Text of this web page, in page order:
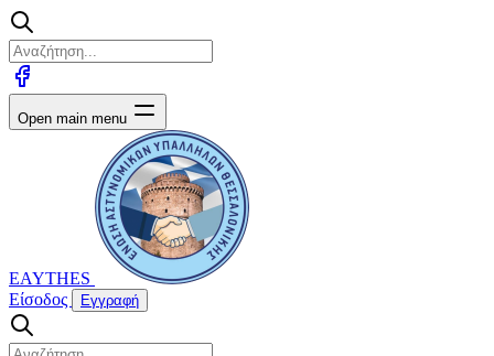
Open main menu
EAYTHES
Είσοδος
Εγγραφή